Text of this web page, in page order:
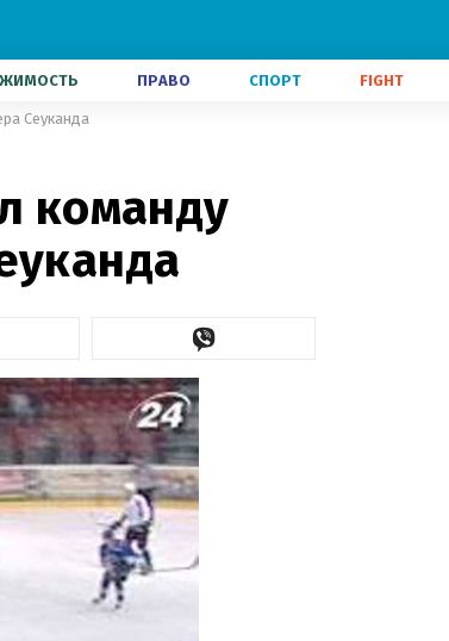
ПРАВО СПОРТ FIGHT
Сеуканда
команду